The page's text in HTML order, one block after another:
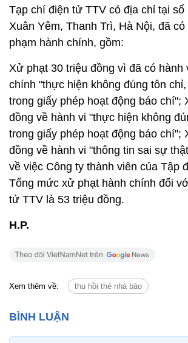
Tạp chí điện tử TTV có địa chỉ tại số
Xuân Yêm, Thanh Trì, Hà Nội, đã có
phạm hành chính, gồm:
Xử phạt 30 triệu đồng vì đã có hành
chính "thực hiện không đúng tôn
trong giấy phép hoạt động báo chí";
đồng về hành vi "thực hiện không
trong giấy phép hoạt động báo chí";
đồng về hành vi "thông tin sai sự
về việc Công ty thành viên của Tập
Tổng mức xử phạt hành chính đối
tử TTV là 53 triệu đồng.
H.P.
Xem thêm về: thu hồi thẻ nhà báo